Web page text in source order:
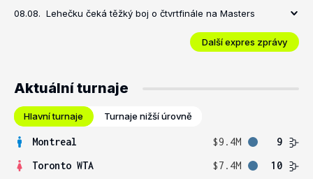
08.08. Lehečku čeká těžký boj o čtvrtfinále na Masters
Další expres zprávy
Aktuální turnaje
Hlavní turnaje Turnaje nižší úrovně
Montreal $9.4M
9
Toronto WTA
$7.4M 10